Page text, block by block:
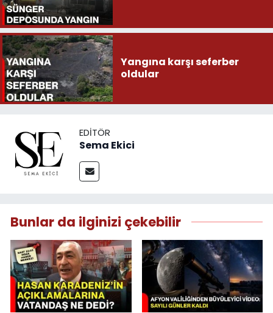
Yangına karşı seferber
oldular
EDITÖR
Sema Ekici
Bunlar da ilginizi çekebilir